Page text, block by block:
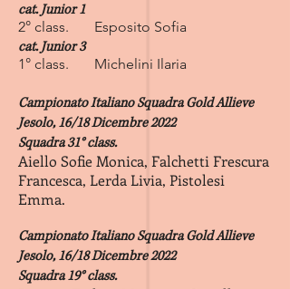
cat. Junior 1
2° class. Esposito Sofia
cat. Junior 3
1° class. Michelini Ilaria
Campionato Italiano Squadra Gold Allieve
Jesolo, 16/18 Dicembre 2022
Squadra 31° class.
Aiello Sofie Monica, Falchetti Frescura
Francesca, Lerda Livia, Pistolesi
Emma.
Campionato Italiano Squadra Gold Allieve
Jesolo, 16/18 Dicembre 2022
Squadra 19° class.